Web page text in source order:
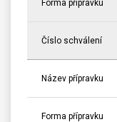
Forma přípravku
Číslo schválení
Název přípravku
Forma přípravku